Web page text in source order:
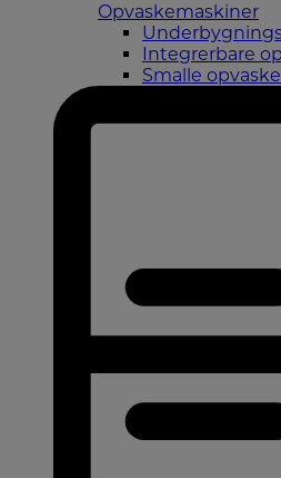
Opvaskemaskiner
Integrerbare
Smalle